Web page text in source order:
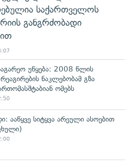
საქართველოს
განგრძობადი
უწყება: 2008 წლის
ნაკლებობამ გზა
ომებს
ააწყვე სიტყვა არეული ასოებით